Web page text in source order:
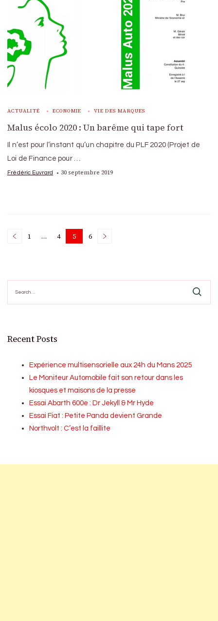
ACTUALITÉ ECONOMIE VIE DES MARQUES
Malus écolo 2020 : Un barême qui tape fort
Il n’est pour l’instant qu’un chapitre du PLF 2020 (Projet de
Loi de Finance pour …
Frédéric Euvrard 30 septembre 2019
Posts
Page
1 … Page
4 Page
5 Page
6
for:
Recent Posts
Expérience multisensorielle aux 24h du Mans 2025
Le Moniteur Automobile fait son retour dans les
kiosques et maisons de la presse
Essai Abarth 600e : Dr Jekyll & Mr Hyde
Essai Fiat : Petite Panda devient Grande
Northvolt : C’est la faillite